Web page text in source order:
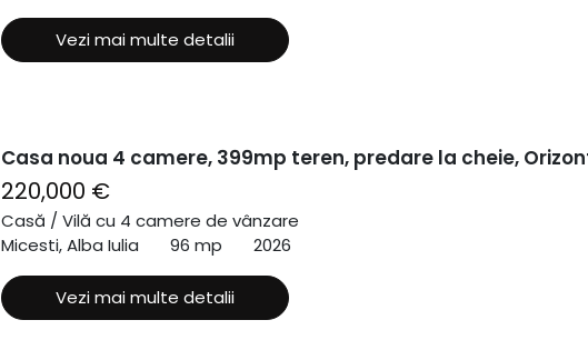
Vezi mai multe detalii
Casa noua 4 camere, 399mp teren, predare la cheie,
220,000 €
Casă / Vilă cu 4 camere de vânzare
Micesti, Alba Iulia
96 mp 2026
Vezi mai multe detalii